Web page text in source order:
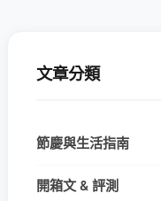
文章分類
節慶與生活指南
開箱文 & 評測